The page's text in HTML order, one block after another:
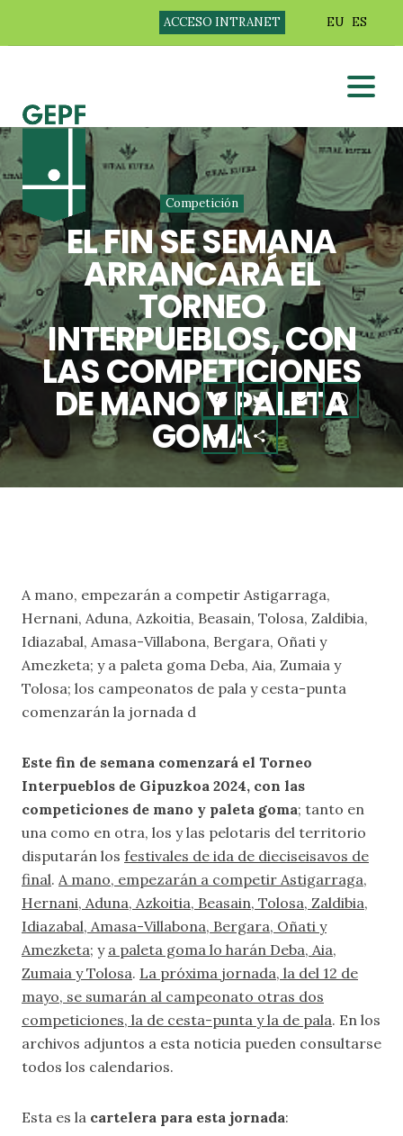
ACCESO INTRANET EU ES
Competición
EL FIN SE SEMANA
ARRANCARÁ EL
TORNEO
INTERPUEBLOS, CON
LAS COMPETICIONES
DE MANO Y PALETA
GOMA
A mano, empezarán a competir Astigarraga,
Hernani, Aduna, Azkoitia, Beasain, Tolosa, Zaldibia,
Idiazabal, Amasa-Villabona, Bergara, Oñati y
Amezketa; y a paleta goma Deba, Aia, Zumaia y
Tolosa; los campeonatos de pala y cesta-punta
comenzarán la jornada d
Este fin de semana comenzará el Torneo
Interpueblos de Gipuzkoa 2024, con las
competiciones de mano y paleta goma; tanto en
una como en otra, los y las pelotaris del territorio
disputarán los festivales de ida de dieciseisavos de
final. A mano, empezarán a competir Astigarraga,
Hernani, Aduna, Azkoitia, Beasain, Tolosa, Zaldibia,
Idiazabal, Amasa-Villabona, Bergara, Oñati y
Amezketa; y a paleta goma lo harán Deba, Aia,
Zumaia y Tolosa. La próxima jornada, la del 12 de
mayo, se sumarán al campeonato otras dos
competiciones, la de cesta-punta y la de pala. En los
archivos adjuntos a esta noticia pueden consultarse
todos los calendarios.
Esta es la cartelera para esta jornada: